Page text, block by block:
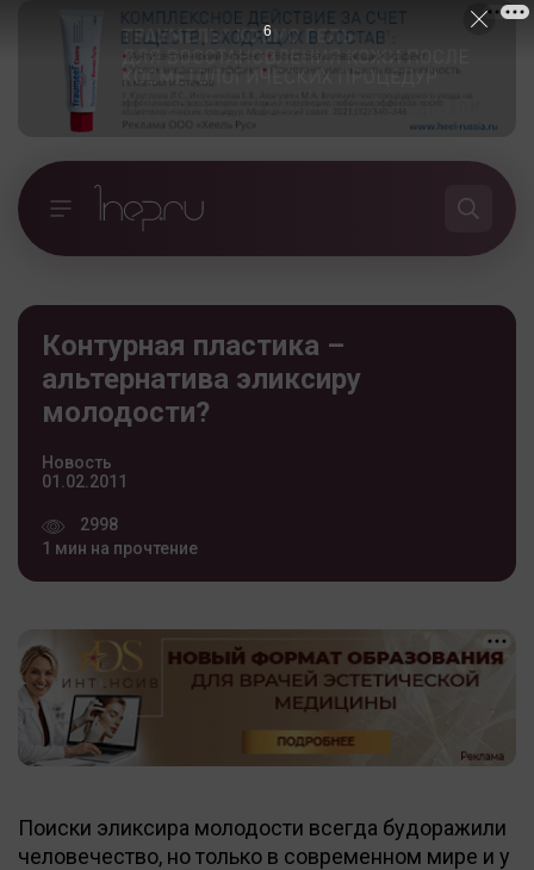
Контурная пластика –
альтернатива эликсиру
молодости?
Новость
01.02.2011
2998
1 мин на прочтение
Поиски эликсира молодости всегда будоражили
человечество, но только в современном мире и у
5